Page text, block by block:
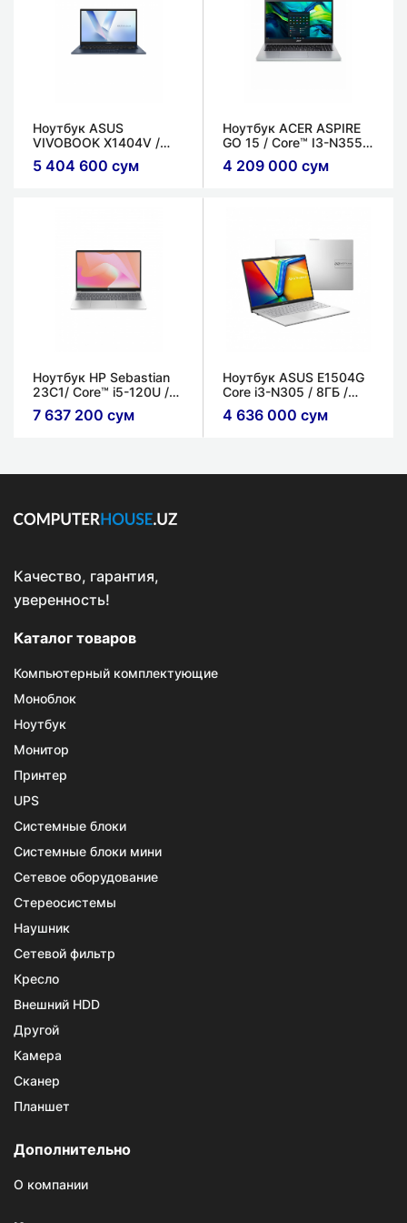
Ноутбук ASUS​
VIVOBOOK X1404V​ /
Core™ 5-120U ​ / 8 ГБ /
256 ГБ / Intel® UHD
5 404 600 сум
Ноутбук ACER​ ASPIRE
GO 15​ / Core™ I3-N355​ /
8 ГБ / 128 ГБ / Intel®
UHD Graphics
4 209 000 сум
Ноутбук HP Sebastian
23C1/ Core™ i5-120U /
24ГБ / 512ГБ / Intel®
UHD Graphics
7 637 200 сум
Ноутбук ASUS E1504G
Core i3-N305 / 8ГБ /
256 ГБ / 15.6'' FHD LED
WV
4 636 000 сум
Качество, гарантия,
уверенность!
Каталог товаров
Компьютерный комплектующие
Моноблок
Ноутбук
Монитор
Принтер
UPS
Системные блоки
Системные блоки мини
Сетевое оборудование
Стереосистемы
Наушник
Сетевой фильтр
Кресло
Внешний HDD
Другой
Камера
Сканер
Планшет
Дополнительно
О компании